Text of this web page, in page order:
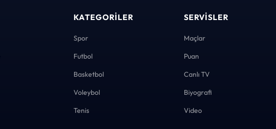
KATEGORILER
Spor
Futbol
Basketbol
Voleybol
Tenis
SERVISLER
Maçlar
Puan
Canlı TV
Biyografi
Video